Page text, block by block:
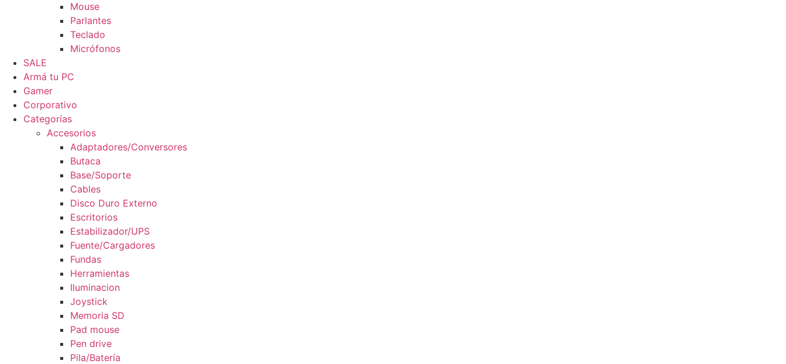
Mouse
Parlantes
Teclado
Micrófonos
SALE
Armá tu PC
Gamer
Corporativo
Categorías
Accesorios
Adaptadores/Conversores
Butaca
Base/Soporte
Cables
Disco Duro Externo
Escritorios
Estabilizador/UPS
Fuente/Cargadores
Fundas
Herramientas
Iluminacion
Joystick
Memoria SD
Pad mouse
Pen drive
Pila/Batería